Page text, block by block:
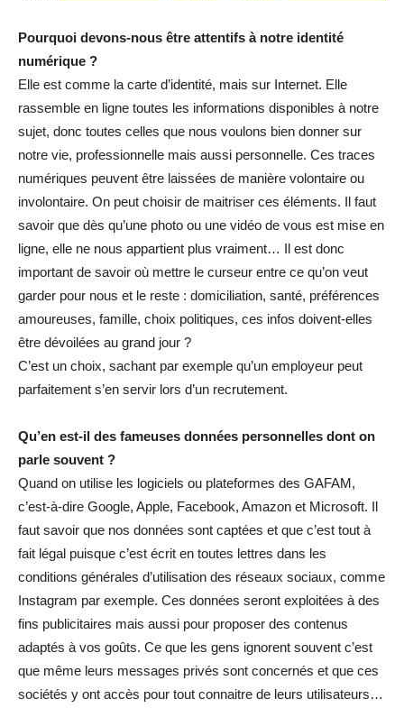
Pourquoi devons-nous être attentifs à notre identité
numérique ?
Elle est comme la carte d’identité, mais sur Internet. Elle
rassemble en ligne toutes les informations disponibles à notre
sujet, donc toutes celles que nous voulons bien donner sur
notre vie, professionnelle mais aussi personnelle. Ces traces
numériques peuvent être laissées de manière volontaire ou
involontaire. On peut choisir de maitriser ces éléments. Il faut
savoir que dès qu’une photo ou une vidéo de vous est mise en
ligne, elle ne nous appartient plus vraiment… Il est donc
important de savoir où mettre le curseur entre ce qu’on veut
garder pour nous et le reste : domiciliation, santé, préférences
amoureuses, famille, choix politiques, ces infos doivent-elles
être dévoilées au grand jour ?
C’est un choix, sachant par exemple qu’un employeur peut
parfaitement s’en servir lors d’un recrutement.
Qu’en est-il des fameuses données personnelles dont on
parle souvent ?
Quand on utilise les logiciels ou plateformes des GAFAM,
c’est-à-dire Google, Apple, Facebook, Amazon et Microsoft. Il
faut savoir que nos données sont captées et que c’est tout à
fait légal puisque c’est écrit en toutes lettres dans les
conditions générales d’utilisation des réseaux sociaux, comme
Instagram par exemple. Ces données seront exploitées à des
fins publicitaires mais aussi pour proposer des contenus
adaptés à vos goûts. Ce que les gens ignorent souvent c’est
que même leurs messages privés sont concernés et que ces
sociétés y ont accès pour tout connaitre de leurs utilisateurs…